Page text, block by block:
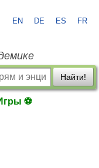
EN DE ES FR
Найти!
⚽